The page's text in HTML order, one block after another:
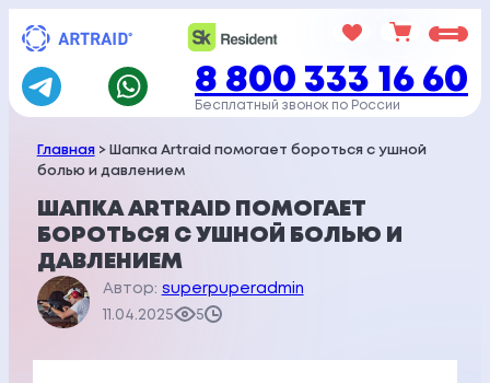
Перейти
содержимому
8 800 333 16 60
Бесплатный звонок по России
Главная> Шапка Artraid помогает бороться с ушной
болью и давлением
ШАПКА ARTRAID ПОМОГАЕТ
БОРОТЬСЯ С УШНОЙ БОЛЬЮ И
ДАВЛЕНИЕМ
Автор: superpuperadmin
11.04.2025 5